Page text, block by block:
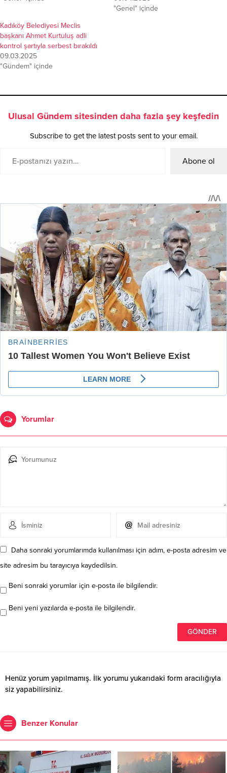
"Genel" içinde
Kadıköy Belediyesi Meclis
başkanı Ahmet Kurtuluş adli
kontrol şartıyla serbest bırakıldı
09.03.2025
"Gündem" içinde
Ulusal Gündem sitesinden daha fazla şey keşfedin
Subscribe to get the latest posts sent to your email.
Abone ol
Yorumlar
Daha sonraki yorumlarımda kullanılması için adım, e-posta adresim ve
site adresim bu tarayıcıya kaydedilsin.
Beni sonraki yorumlar için e-posta ile bilgilendir.
Beni yeni yazılarda e-posta ile bilgilendir.
Henüz yorum yapılmamış. İlk yorumu yukarıdaki form aracılığıyla
siz yapabilirsiniz.
Benzer Konular